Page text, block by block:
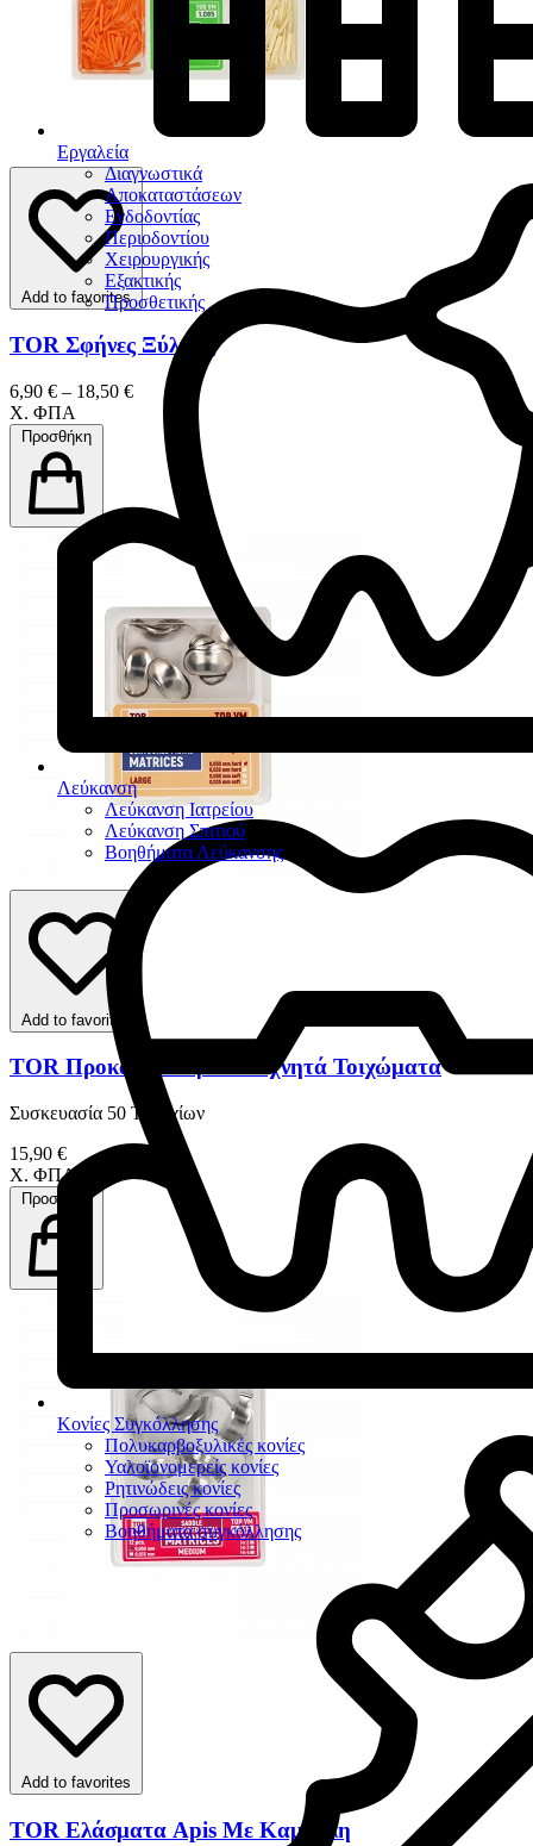
Εργαλεία
Διαγνωστικά
Αποκαταστάσεων
Ενδοδοντίας
Περιοδοντίου
Χειρουργικής
Εξακτικής
Προσθετικής
Λεύκανση
Λεύκανση Ιατρείου
Λεύκανση Σπιτιού
Βοηθήματα Λεύκανσης
Κονίες Συγκόλλησης
Πολυκαρβοξυλικές κονίες
Υαλοϊονομερείς κονίες
Ρητινώδεις κονίες
Προσωρινές κονίες
Βοηθήματα συγκόλλησης
Add to favorites
TOR Σφήνες Ξύλινες
6,90 € – 18,50 €
Χ. ΦΠΑ
Προσθήκη
Add to favorites
TOR Προκαμπυλωμένα Τεχνητά Τοιχώματα
Συσκευασία 50 Τεμαχίων
15,90 €
Χ. ΦΠΑ
Προσθήκη
Add to favorites
TOR Ελάσματα Apis Με Καμπύλη